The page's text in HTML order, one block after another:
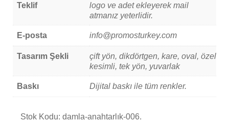
Teklif
logo ve adet ekleyerek mail
atmanız yeterlidir.
E-posta info@promosturkey.com
Tasarım Şekli
çift yön, dikdörtgen, kare, oval, özel
kesimli, tek yön, yuvarlak
Baskı Dijital baskı ile tüm renkler.
Stok Kodu: damla-anahtarlık-006.